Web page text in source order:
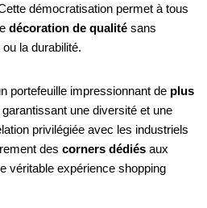
démocratisation permet à tous
décoration de qualité sans
la durabilité.
portefeuille impressionnant de plus
garantissant une diversité et une
privilégiée avec les industriels
des corners dédiés aux
véritable expérience shopping